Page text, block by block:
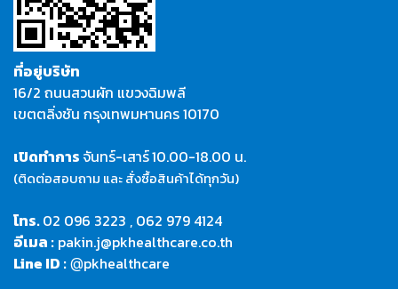
ที่อยู่บริษัท
16/2 ถนนสวนผัก แขวงฉิมพลี
เขตตลิ่งชัน กรุงเทพมหานคร 10170
เปิดทำการจันทร์-เสาร์10.00-18.00 น.
(ติดต่อสอบถาม และ สั่งซื้อสินค้าได้ทุกวัน)
โทร.02 096 3223 , 062 979 4124
อีเมล : pakin.j@pkhealthcare.co.th
Line ID : @pkhealthcare